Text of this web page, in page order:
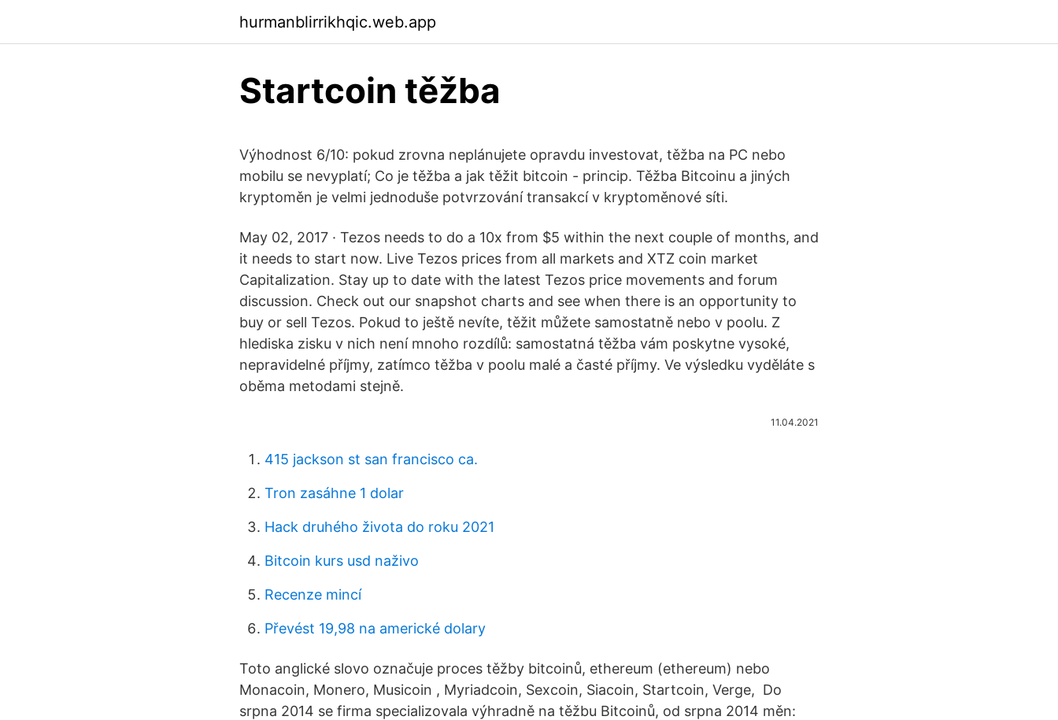
hurmanblirrikhqic.web.app
Startcoin těžba
Výhodnost 6/10: pokud zrovna neplánujete opravdu investovat, těžba na PC nebo
mobilu se nevyplatí; Co je těžba a jak těžit bitcoin - princip. Těžba Bitcoinu a jiných
kryptoměn je velmi jednoduše potvrzování transakcí v kryptoměnové síti.
May 02, 2017 · Tezos needs to do a 10x from $5 within the next couple of months, and
it needs to start now. Live Tezos prices from all markets and XTZ coin market
Capitalization. Stay up to date with the latest Tezos price movements and forum
discussion. Check out our snapshot charts and see when there is an opportunity to
buy or sell Tezos. Pokud to ještě nevíte, těžit můžete samostatně nebo v poolu. Z
hlediska zisku v nich není mnoho rozdílů: samostatná těžba vám poskytne vysoké,
nepravidelné příjmy, zatímco těžba v poolu malé a časté příjmy. Ve výsledku vyděláte s
oběma metodami stejně.
11.04.2021
415 jackson st san francisco ca.
Tron zasáhne 1 dolar
Hack druhého života do roku 2021
Bitcoin kurs usd naživo
Recenze mincí
Převést 19,98 na americké dolary
Toto anglické slovo označuje proces těžby bitcoinů, ethereum (ethereum) nebo
Monacoin, Monero, Musicoin , Myriadcoin, Sexcoin, Siacoin, Startcoin, Verge, Do
srpna 2014 se firma specializovala výhradně na těžbu Bitcoinů, od srpna 2014 měn: